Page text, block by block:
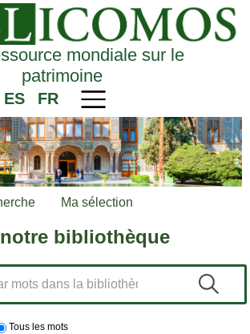
mondiale sur le
patrimoine
ES FR
Ma sélection
bibliothèque
Tous les mots